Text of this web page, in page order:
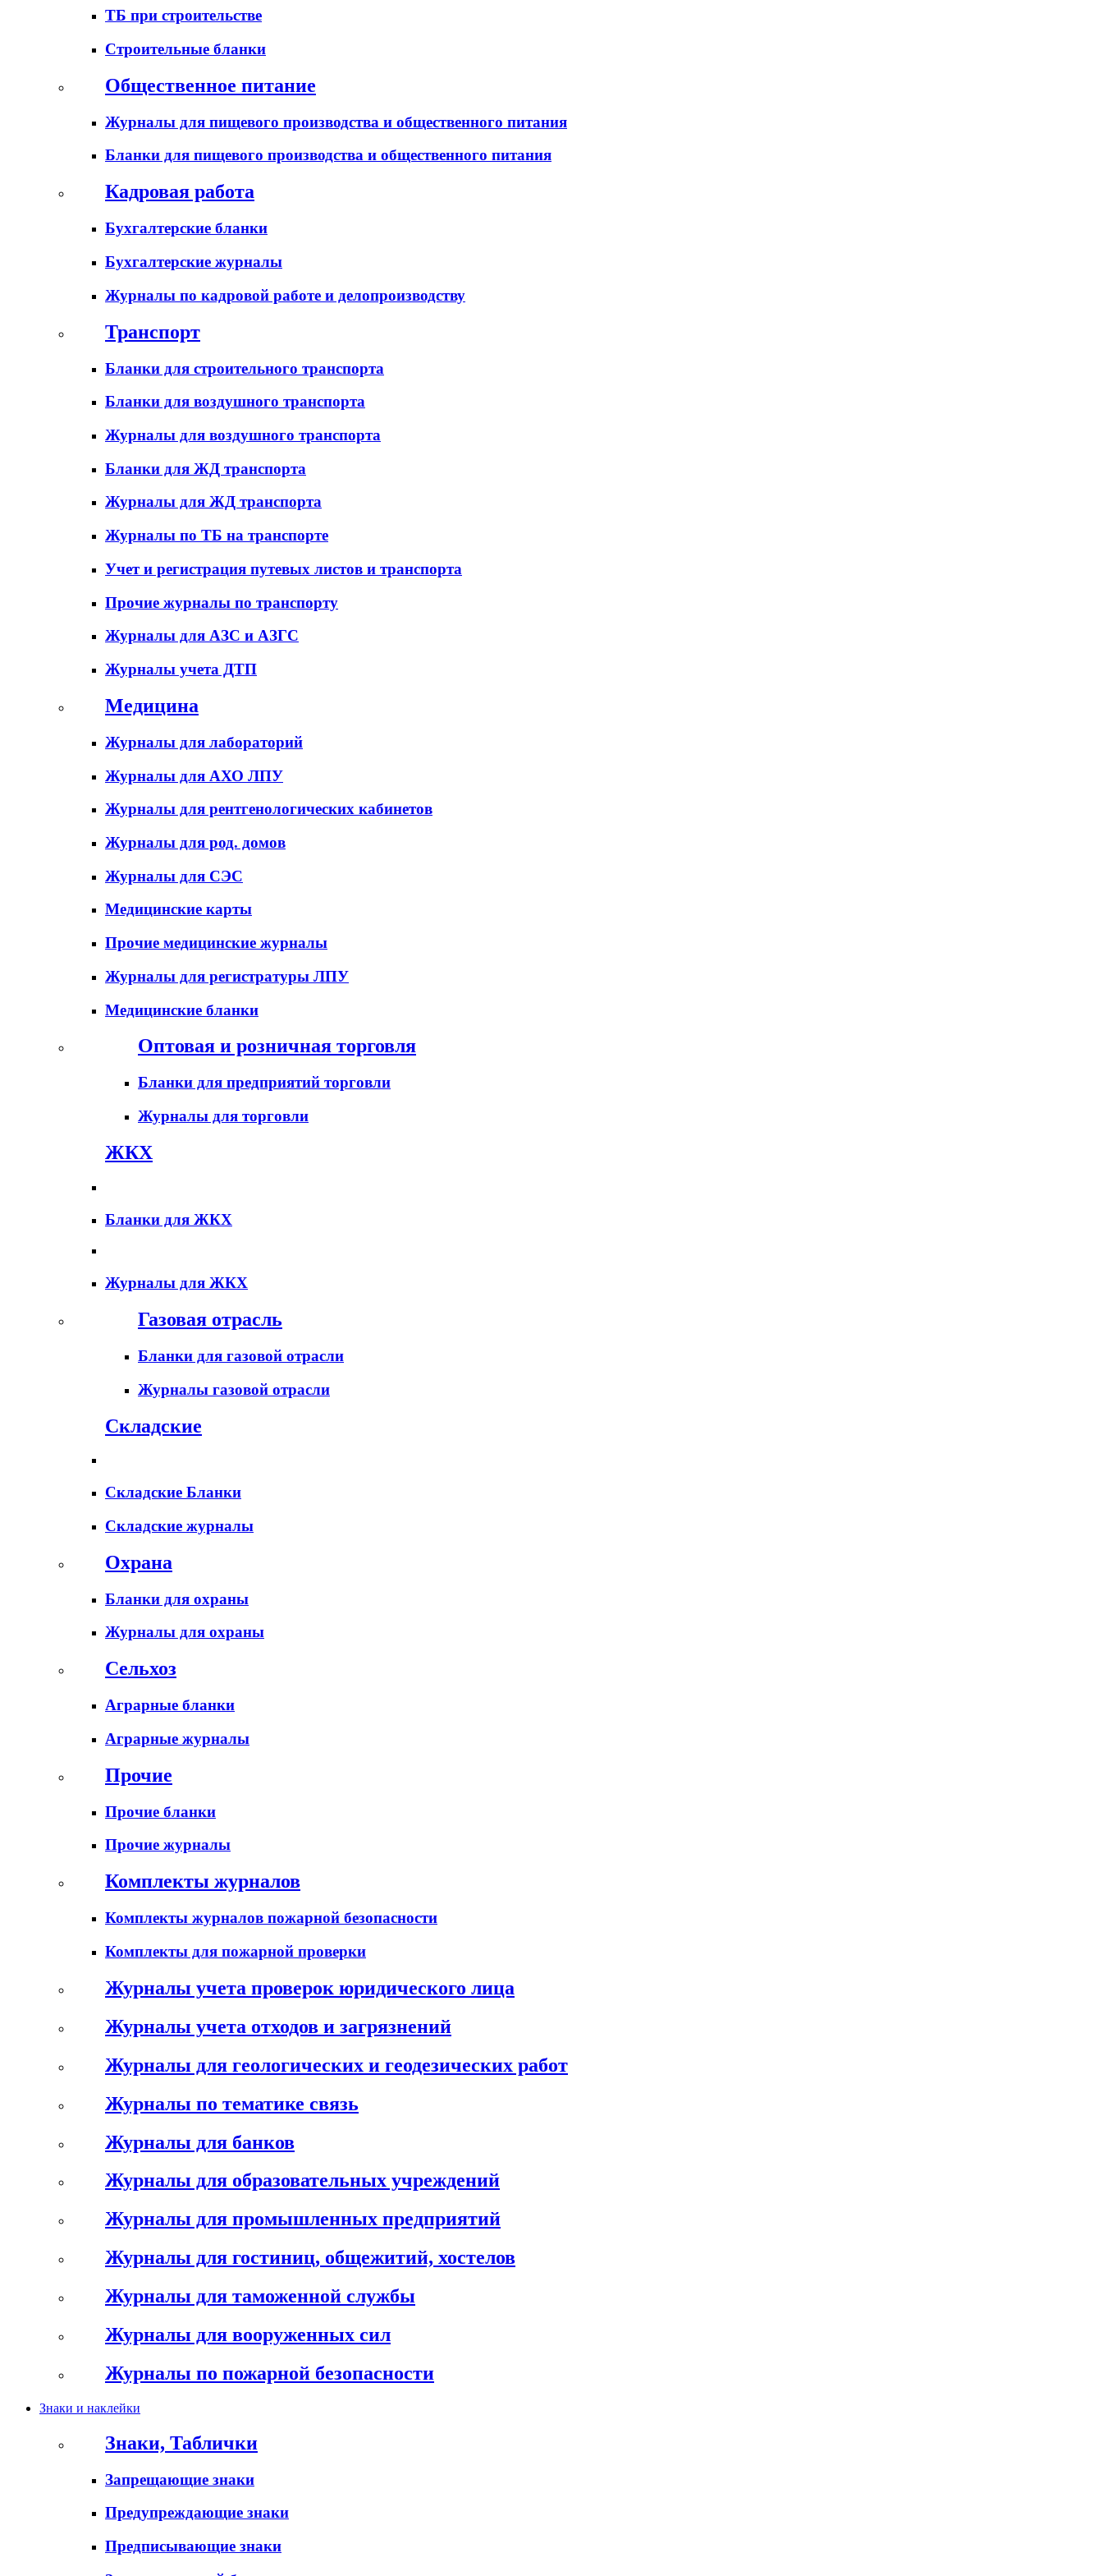
ТБ при строительстве
Строительные бланки
Общественное питание
Журналы для пищевого производства и общественного питания
Бланки для пищевого производства и общественного питания
Кадровая работа
Бухгалтерские бланки
Бухгалтерские журналы
Журналы по кадровой работе и делопроизводству
Транспорт
Бланки для строительного транспорта
Бланки для воздушного транспорта
Журналы для воздушного транспорта
Бланки для ЖД транспорта
Журналы для ЖД транспорта
Журналы по ТБ на транспорте
Учет и регистрация путевых листов и транспорта
Прочие журналы по транспорту
Журналы для АЗС и АЗГС
Журналы учета ДТП
Медицина
Журналы для лабораторий
Журналы для АХО ЛПУ
Журналы для рентгенологических кабинетов
Журналы для род. домов
Журналы для СЭС
Медицинские карты
Прочие медицинские журналы
Журналы для регистратуры ЛПУ
Медицинские бланки
Оптовая и розничная торговля
Бланки для предприятий торговли
Журналы для торговли
ЖКХ
Бланки для ЖКХ
Журналы для ЖКХ
Газовая отрасль
Бланки для газовой отрасли
Журналы газовой отрасли
Складские
Складские Бланки
Складские журналы
Охрана
Бланки для охраны
Журналы для охраны
Сельхоз
Аграрные бланки
Аграрные журналы
Прочие
Прочие бланки
Прочие журналы
Комплекты журналов
Комплекты журналов пожарной безопасности
Комплекты для пожарной проверки
Журналы учета проверок юридического лица
Журналы учета отходов и загрязнений
Журналы для геологических и геодезических работ
Журналы по тематике связь
Журналы для банков
Журналы для образовательных учреждений
Журналы для промышленных предприятий
Журналы для гостиниц, общежитий, хостелов
Журналы для таможенной службы
Журналы для вооруженных сил
Журналы по пожарной безопасности
Знаки и наклейки
Знаки, Таблички
Запрещающие знаки
Предупреждающие знаки
Предписывающие знаки